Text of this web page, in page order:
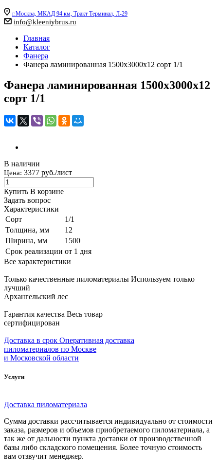
г.Москва, МКАД 94 км, Тракт Терминал, Л-29
info@kleeniybrus.ru
Главная
Каталог
Фанера
Фанера ламинированная 1500х3000х12 сорт 1/1
Фанера ламинированная 1500х3000х12
сорт 1/1
В наличии
Цена: 3377 руб./лист
Купить В корзине
Задать вопрос
Характеристики
Сорт
1/1
Толщина, мм
12
Ширина, мм
1500
Срок реализации от 1 дня
Все характеристики
Только качественные пиломатериалы Используем только
лучший
Архангельский лес
Гарантия качества Весь товар
сертифицирован
Доставка в срок Оперативная доставка
пиломатериалов по Москве
и Московской области
Услуги
Доставка пиломатериала
Сумма доставки рассчитывается индивидуально от стоимости
заказа, размеров и объемов приобретаемого пиломатериала, а
так же от дальности пункта доставки от производственной
базы либо складского помещения. Более точную стоимость
вам отзвучит менеджер.